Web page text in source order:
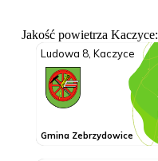
Jakość powietrza Kaczyce: